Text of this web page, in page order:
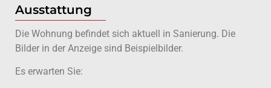
Ausstattung
Die Wohnung befindet sich aktuell in Sanierung. Die
Bilder in der Anzeige sind Beispielbilder.
Es erwarten Sie: